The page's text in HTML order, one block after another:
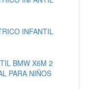
INFANTIL
BMW X6M 2
PARA NIÑOS